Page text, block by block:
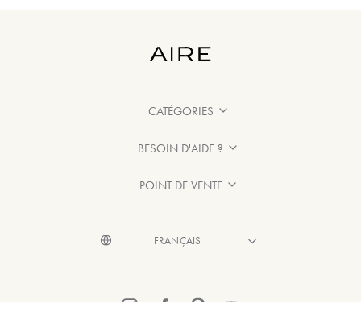
CATÉGORIES
BESOIN D'AIDE ?
POINT DE VENTE